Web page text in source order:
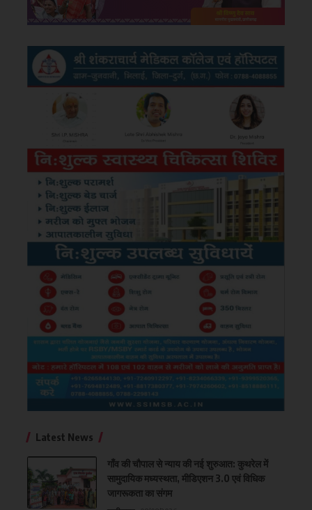
Latest News
गाँव की चौपाल से न्याय की नई शुरुआत: कुथरेल में
सामुदायिक मध्यस्थता, मीडिएशन 3.0 एवं विधिक
जागरूकता का संगम